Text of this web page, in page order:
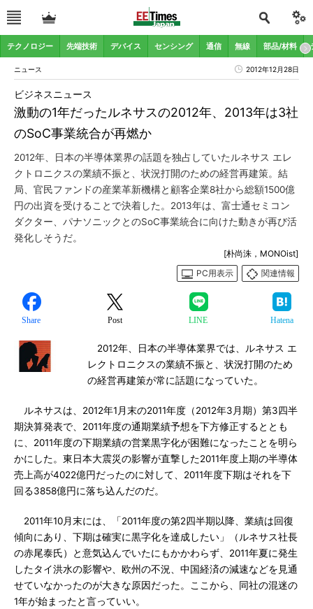
テクノロジー 先端技術 デバイス センシング 通信 無線 部品/材料
ニュース 2012年12月28日
激動の1年だったルネサスの2012年、2013年は3社
のSoC事業統合が再燃か
ビジネスニュース
2012年、日本の半導体業界の話題を独占していたルネサス エレ
クトロニクスの業績不振と、状況打開のための経営再建策。結
局、官民ファンドの産業革新機構と顧客企業8社から総額1500億
円の出資を受けることで決着した。2013年は、富士通セミコン
ダクター、パナソニックとのSoC事業統合に向けた動きが再び活
発化しそうだ。
[朴尚洙，MONOist]
PC用表示
関連情報
Share Post LINE Hatena
2012年、日本の半導体業界では、ルネサス エ
レクトロニクスの業績不振と、状況打開のため
の経営再建策が常に話題になっていた。
ルネサスは、2012年1月末の2011年度（2012年3月期）第3四半
期決算発表で、2011年度の通期業績予想を下方修正するととも
に、2011年度の下期業績の営業黒字化が困難になったことを明ら
かにした。東日本大震災の影響が直撃した2011年度上期の半導体
売上高が4022億円だったのに対して、2011年度下期はそれを下
回る3858億円に落ち込んだのだ。
2011年10月末には、「2011年度の第2四半期以降、業績は回復
傾向にあり、下期は確実に黒字化を達成したい」（ルネサス社長
の赤尾泰氏）と意気込んでいたにもかかわらず、2011年夏に発生
したタイ洪水の影響や、欧州の不況、中国経済の減速などを見通
せていなかったのが大きな原因だった。ここから、同社の混迷の
1年が始まったと言っていい。